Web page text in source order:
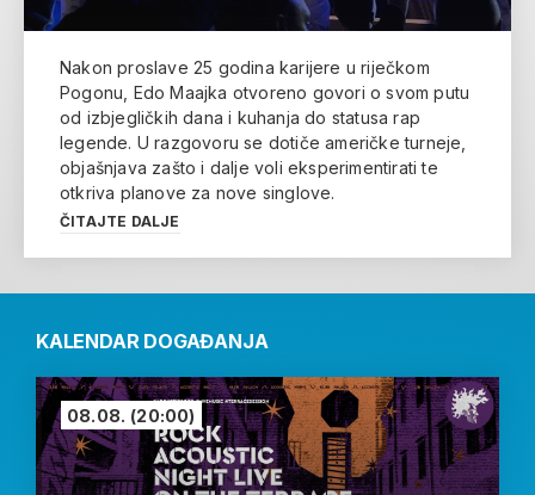
Nakon proslave 25 godina karijere u riječkom
Pogonu, Edo Maajka otvoreno govori o svom putu
od izbjegličkih dana i kuhanja do statusa rap
legende. U razgovoru se dotiče američke turneje,
objašnjava zašto i dalje voli eksperimentirati te
otkriva planove za nove singlove.
ČITAJTE DALJE
KALENDAR DOGAĐANJA
08.08. (20:00)